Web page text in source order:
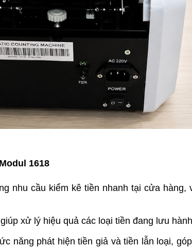
1618
nhu cầu kiểm kê tiền nhanh tại cửa hàng,
xử lý hiệu quả các loại tiền đang lưu
năng phát hiện tiền giả và tiền lẫn loại,